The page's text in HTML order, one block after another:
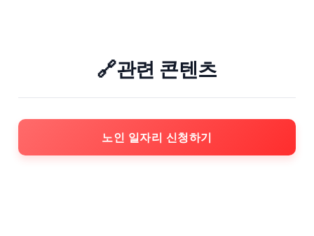
🔗관련 콘텐츠
노인 일자리 신청하기